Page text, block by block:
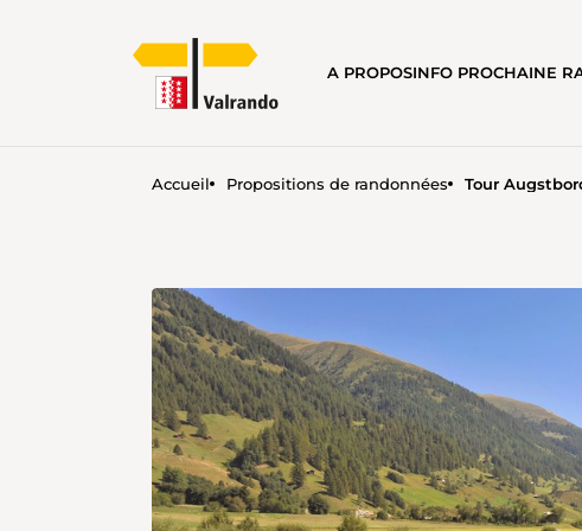
A PROPOSINFO PROCHAINE
Accueil Propositions de randonnées Tour